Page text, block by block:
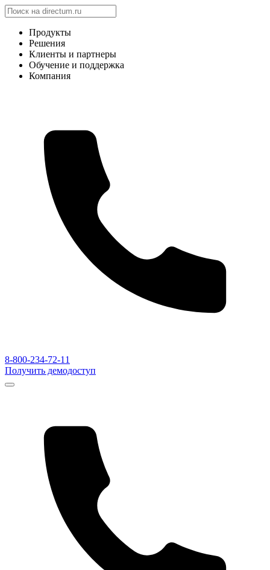
Продукты
Решения
Клиенты и партнеры
Обучение и поддержка
Компания
8-800-234-72-11
Получить демодоступ